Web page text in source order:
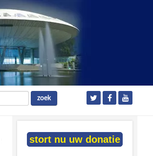
zoek
stort nu uw donatie